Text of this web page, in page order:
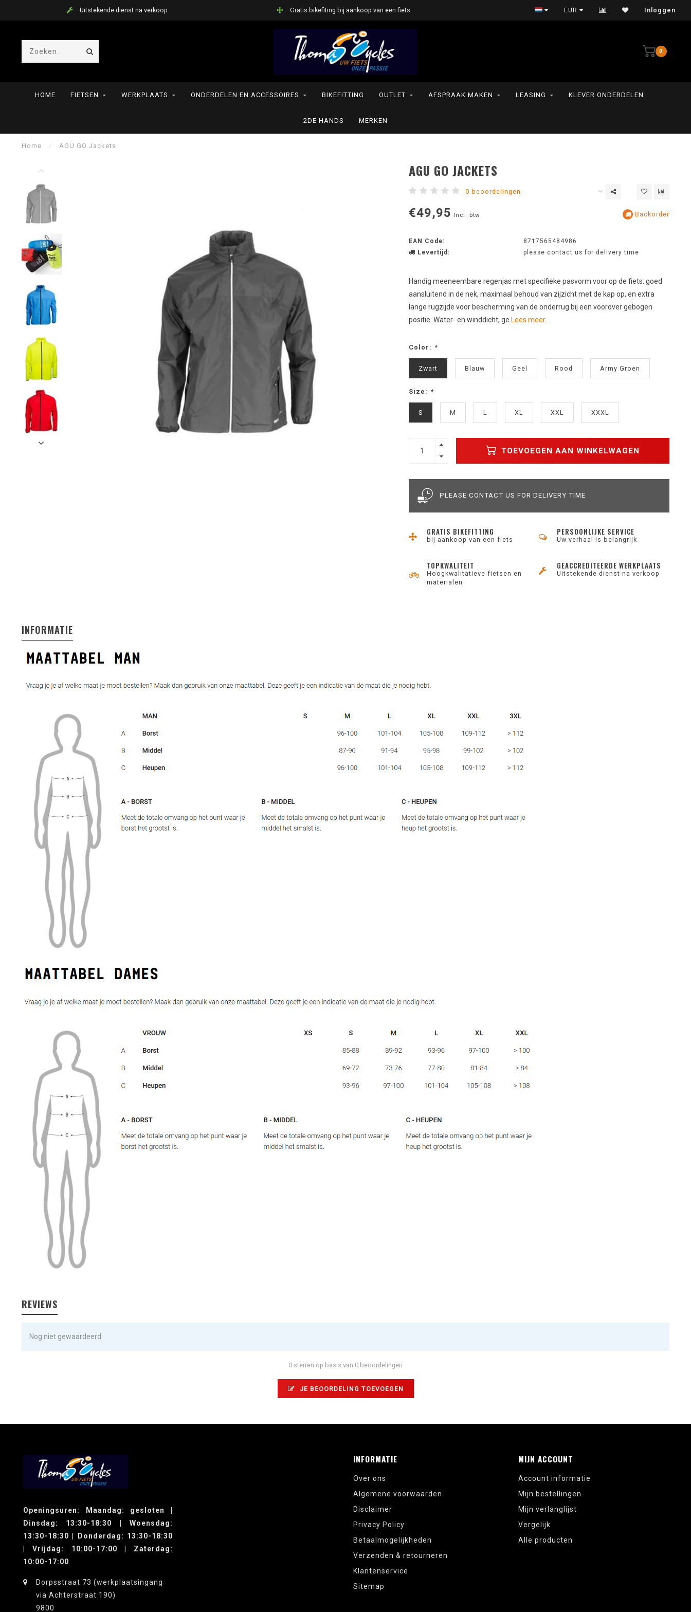
Uitstekende dienst na verkoop Gratis bikefiting bij aankoop van een fiets Persoonlijke service
EUR Inloggen
0
HOME FIETSEN WERKPLAATS ONDERDELEN EN ACCESSOIRES BIKEFITTING OUTLET AFSPRAAK MAKEN LEASING KLEVER ONDERDELEN
2DE HANDS MERKEN
Home / AGU GO Jackets
AGU GO JACKETS
0 beoordelingen
€49,95 Incl. btw Backorder
EAN Code:
8717565484986
Levertijd:
please contact us for delivery time
Handig meeneembare regenjas met specifieke pasvorm voor op de fiets: goed
aansluitend in de nek, maximaal behoud van zijzicht met de kap op, en extra
lange rugzijde voor bescherming van de onderrug bij een voorover gebogen
positie. Water- en winddicht, ge Lees meer..
Color: *
Zwart Blauw Geel Rood Army Groen
Size: *
S M L XL XXL XXXL
TOEVOEGEN AAN WINKELWAGEN
PLEASE CONTACT US FOR DELIVERY TIME
GRATIS BIKEFITTING
bij aankoop van een fiets
PERSOONLIJKE SERVICE
Uw verhaal is belangrijk
TOPKWALITEIT
Hoogkwalitatieve fietsen en
materialen
GEACCREDITEERDE WERKPLAATS
Uitstekende dienst na verkoop
INFORMATIE
REVIEWS
Nog niet gewaardeerd
0 sterren op basis van 0 beoordelingen
JE BEOORDELING TOEVOEGEN
Openingsuren: Maandag: gesloten |
Dinsdag: 13:30-18:30 | Woensdag:
13:30-18:30 | Donderdag: 13:30-18:30
| Vrijdag: 10:00-17:00 | Zaterdag:
10:00-17:00
Dorpsstraat 73 (werkplaatsingang
via Achterstraat 190)
9800
INFORMATIE
Over ons
Algemene voorwaarden
Disclaimer
Privacy Policy
Betaalmogelijkheden
Verzenden & retourneren
Klantenservice
Sitemap
MIJN ACCOUNT
Account informatie
Mijn bestellingen
Mijn verlanglijst
Vergelijk
Alle producten